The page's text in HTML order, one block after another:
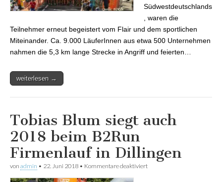
Südwestdeutschlands
, waren die
Teilnehmer erneut begeistert vom Flair und dem sportlichen
Miteinander. Ca. 9.000 LäuferInnen aus etwa 500 Unternehmen
nahmen die 5,3 km lange Strecke in Angriff und feierten…
weiterlesen →
Tobias Blum siegt auch
2018 beim B2Run
Firmenlauf in Dillingen
von admin • 22. Juni 2018 • Kommentare deaktiviert